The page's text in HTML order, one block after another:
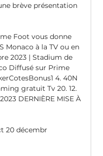
brève présentation
Foot vous donne
Monaco à la TV ou en
2023 | Stadium de
Diffusé sur Prime
4. 40N
gratuit Tv 20. 12.
DERNIÈRE MISE À
20 décembr